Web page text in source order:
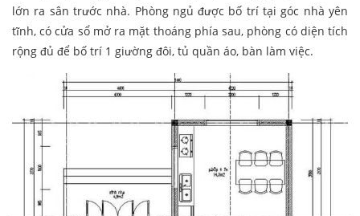
lớn ra sân trước nhà. Phòng ngủ được bố trí tại góc nhà yên
tĩnh, có cửa sổ mở ra mặt thoáng phía sau, phòng có diện tích
rộng đủ để bố trí 1 giường đôi, tủ quần áo, bàn làm việc.